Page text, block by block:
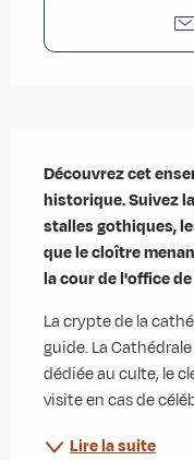
Découvrez cet
historique. Suivez
stalles gothiques,
que le cloître
la cour de l'office
La crypte de la
guide. La
dédiée au culte, le
visite en cas de
Lire la suite